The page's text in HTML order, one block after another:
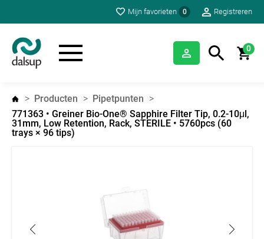
Mijn favorieten 0 Registreren
0
Producten
Pipetpunten
771363 • Greiner Bio-One® Sapphire Filter Tip, 0.2-10μl,
31mm, Low Retention, Rack, STERILE • 5760pcs (60
trays × 96 tips)